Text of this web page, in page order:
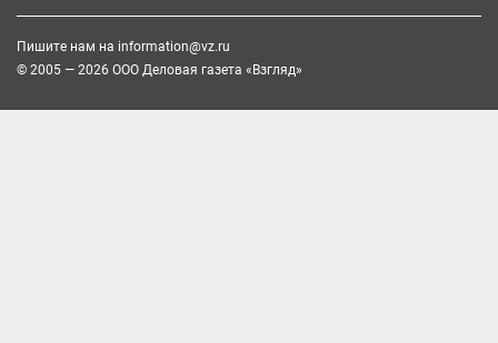
Пишите нам на information@vz.ru
© 2005 — 2026 ООО Деловая газета «Взгляд»